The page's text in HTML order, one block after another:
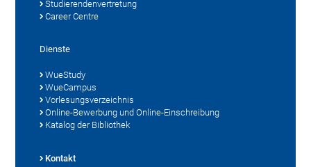
Studierendenvertretung
Career Centre
Dienste
WueStudy
WueCampus
Vorlesungsverzeichnis
Online-Bewerbung und Online-Einschreibung
Katalog der Bibliothek
Kontakt